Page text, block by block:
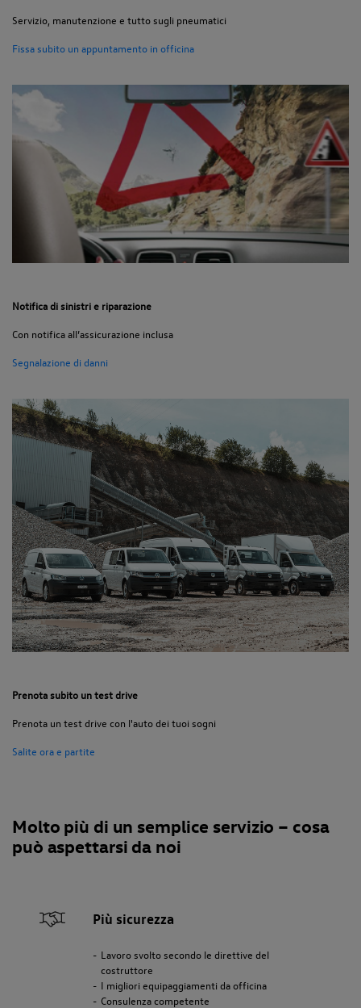
Servizio, manutenzione e tutto sugli pneumatici
Fissa subito un appuntamento in officina
Notifica di sinistri e riparazione
Con notifica all’assicurazione inclusa
Segnalazione di danni
Prenota subito un test drive
Prenota un test drive con l'auto dei tuoi sogni
Salite ora e partite
Molto più di un semplice servizio – cosa
può aspettarsi da noi
Più sicurezza
Lavoro svolto secondo le direttive del
costruttore
I migliori equipaggiamenti da officina
Consulenza competente